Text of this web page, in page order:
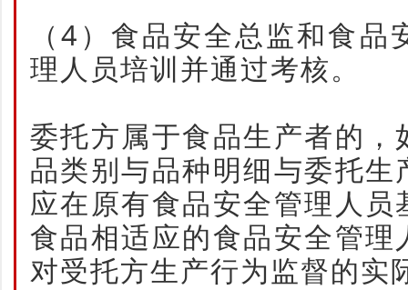
（4）食品安全总监和食
理人员培训并通过考核。
委托方属于食品生产者的
品类别与品种明细与委托
应在原有食品安全管理人
食品相适应的食品安全管
对受托方生产行为监督的实